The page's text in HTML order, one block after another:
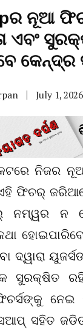
ନୂଆ
ଏବଂ
କେନ୍ଦ୍ର
July 1, 2026
ନିଜର
ଫିଚର୍
ନମ୍ୱର ନ
ଦ୍ୱାରା
ସୁରକ୍ଷିତ
ନେଇ
ସହିତ